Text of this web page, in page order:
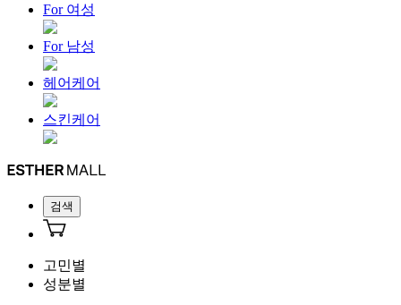
For 여성
For 남성
헤어케어
스킨케어
검색
고민별
성분별